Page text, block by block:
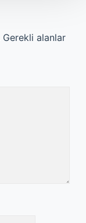
Gerekli alanlar